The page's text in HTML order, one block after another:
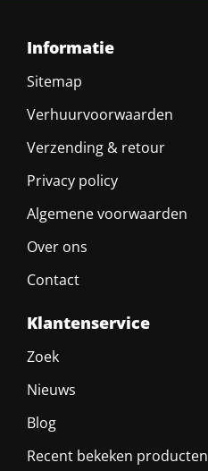
Informatie
Sitemap
Verhuurvoorwaarden
Verzending & retour
Privacy policy
Algemene voorwaarden
Over ons
Contact
Klantenservice
Zoek
Nieuws
Blog
Recent bekeken producten